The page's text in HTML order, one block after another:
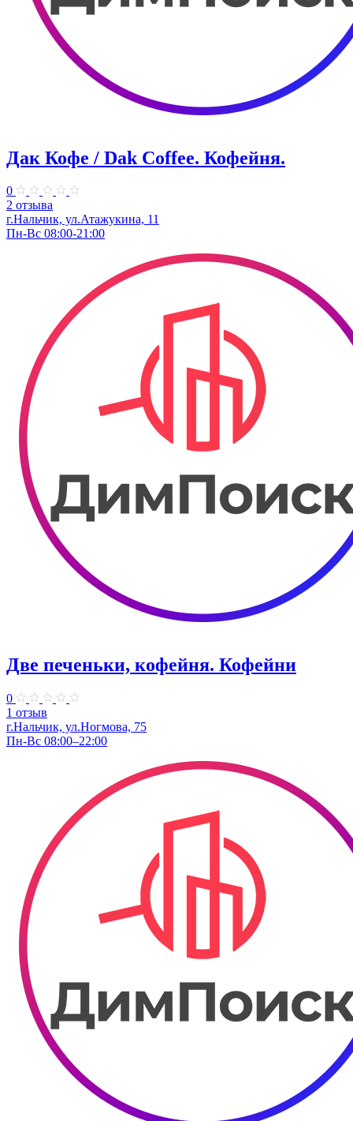
Дак Кофе / Dak Coffee. Кофейня.
0
2 отзыва
г.Нальчик, ул.Атажукина, 11
Пн-Вс 08:00-21:00
Две печеньки, кофейня. Кофейни
0
1 отзыв
г.Нальчик, ул.Ногмова, 75
Пн-Вс 08:00–22:00